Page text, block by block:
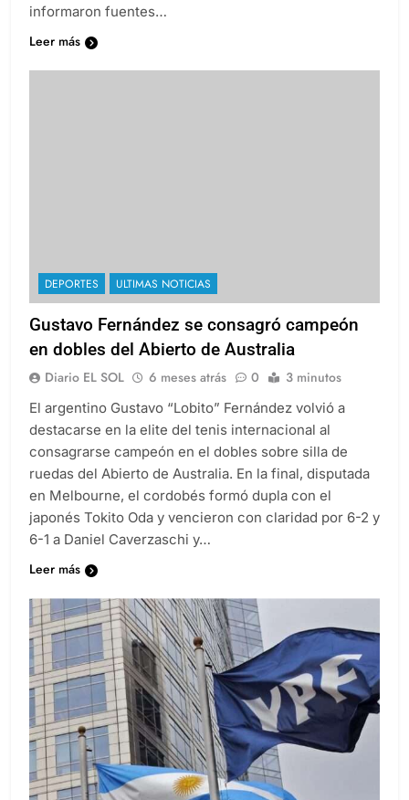
informaron fuentes…
Leer más
DEPORTES ULTIMAS NOTICIAS
Gustavo Fernández se consagró campeón
en dobles del Abierto de Australia
Diario EL SOL 6 meses atrás 0 3 minutos
El argentino Gustavo “Lobito” Fernández volvió a
destacarse en la elite del tenis internacional al
consagrarse campeón en el dobles sobre silla de
ruedas del Abierto de Australia. En la final, disputada
en Melbourne, el cordobés formó dupla con el
japonés Tokito Oda y vencieron con claridad por 6-2 y
6-1 a Daniel Caverzaschi y…
Leer más